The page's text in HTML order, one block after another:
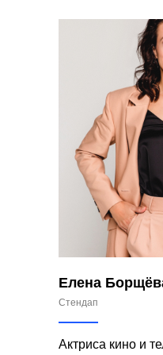
Елена
Стендап
Актриса кино и